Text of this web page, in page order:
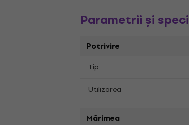
Parametrii și
Potrivire
Tip
Utilizarea
Mărimea